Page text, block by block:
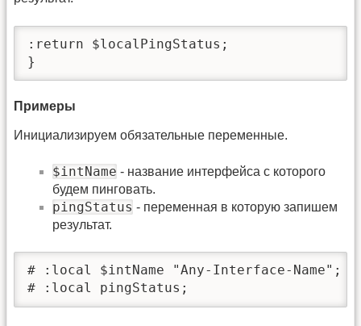
:return $localPingStatus;
}
Примеры
Инициализируем обязательные переменные.
$intName - название интерфейса с которого
будем пинговать.
pingStatus - переменная в которую запишем
результат.
# :local $intName "Any-Interface-Name";
# :local pingStatus;